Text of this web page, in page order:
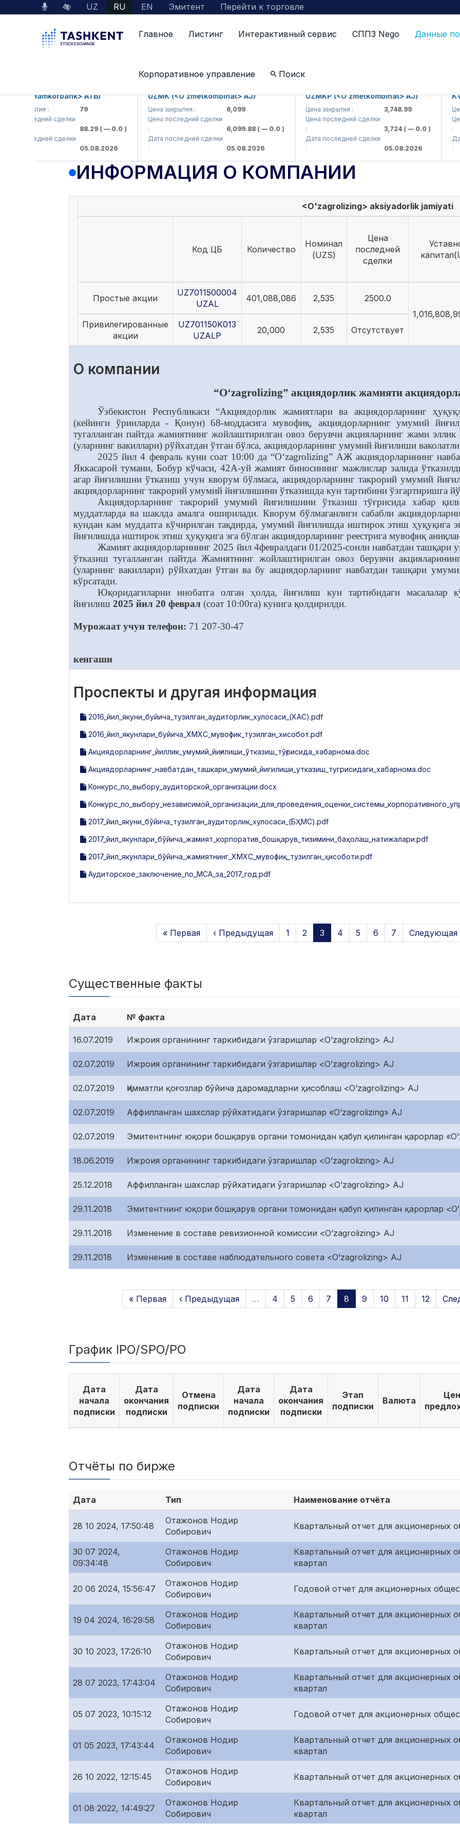
UZ RU EN Эмитент Перейти к торговле
Главное Листинг Интерактивный сервис СППЗ Nego Данные
Корпоративное управление Поиск
Информация о компании
(<Hamkorbank> ATB)
сделки
88.29( — 0.0 )
сделки
05.08.2026
UZMK (<O'zmetkombinat> AJ)
Цена закрытия :
6,099
Цена последний сделки
6,099.88( — 0.0 )
Дата последней сделки
05.08.2026
UZMKP (<O'zmetkombinat> AJ)
Цена закрытия :
3,748.99
Цена последний сделки
3,724( — 0.0 )
Дата последней сделки
05.08.2026
KVTS
Цена
Цена
Дата
ИНФОРМАЦИЯ О КОМПАНИИ
<O'zagrolizing> aksiyadorlik jamiyati
Код ЦБ Количество
Номинал
(UZS)
Цена
последней
сделки
Простые акции
UZ7011500004
UZAL
401,088,086 2,535
2500.0
Привилегированные
акции
UZ701150K013
UZALP
20,000 2,535 Отсутствует
О компании
“O‘zagrolizing” акциядорлик жамияти
Ўзбекистон Республикаси “Акциядорлик жамиятлари ва акциядорларнинг
(кейинги ўринларда - Қонун) 68-моддасига мувофиқ, акциядорларнинг умумий
тугалланган пайтда жамиятнинг жойлаштирилган овоз берувчи акцияларнинг жами эллик
(уларнинг вакиллари) рўйхатдан ўтган бўлса, акциядорларнинг умумий йиғилиши
2025 йил 4 февраль куни соат 10:00 да “O‘zagrolizing” АЖ акциядорларининг
Яккасарой тумани, Бобур кўчаси, 42А-уй жамият биносининг мажлислар залида
агар йиғилишни ўтказиш учун кворум бўлмаса, акциядорларнинг такрорий умумий
акциядорларнинг такрорий умумий йиғилишини ўтказишда кун тартибини ўзгартиришга
Акциядорларнинг такрорий умумий йиғилишини ўтказиш тўғрисида хабар
муддатларда ва шаклда амалга оширилади. Кворум бўлмаганлиги сабабли
кундан кам муддатга кўчирилган тақдирда, умумий йиғилишда иштирок этиш ҳуқуқига
йиғилишда иштирок этиш ҳуқуқига эга бўлган акциядорларнинг реестрига мувофиқ
Жамият акциядорларининг 2025 йил 4февралдаги 01/2025-сонли навбатдан
ўтказиш тугалланган пайтда Жамиятнинг жойлаштирилган овоз берувчи
(уларнинг вакиллари) рўйхатдан ўтган ва бу акциядорларнинг навбатдан ташқари
кўрсатади.
Юқоридагиларни инобатга олган ҳолда, йиғилиш кун тартибидаги масалалар
йиғилиш 2025 йил 20 феврал (соат 10:00га) кунига қолдирилди.
Мурожаат учун телефон: 71 207-30-47
кенгаши
Проспекты и другая информация
2016_йил_якуни_буйича_тузилган_аудиторлик_хулосаси_(ХАС).pdf
2016_йил_якунлари_буйича_ХМХС_мувофик_тузилган_хисобот.pdf
Акциядорларнинг_йиллик_умумий_йиғилиши_ўтказиш_тўғрисида_хабарнома.doc
Акциядорларнинг_навбатдан_ташкари_умумий_йигилиши_утказиш_тугрисидаги_хабарнома.doc
Конкурс_по_выбору_аудиторской_организации.docx
2017_йил_якуни_бўйича_тузилган_аудиторлик_хулосаси_(БҲМС).pdf
2017_йил_якунлари_бўйича_жамият_корпоратив_бошқарув_тизимини_баҳолаш_натижалари.pdf
2017_йил_якунлари_бўйича_жамиятнинг_ХМХС_мувофиқ_тузилган_ҳисоботи.pdf
Аудиторское_заключение_по_МСА_за_2017_год.pdf
« Первая ‹ Предыдущая 1 2 3 4 5 6 7 Следующая
Существенные факты
Дата № факта
16.07.2019 Ижроия органининг таркибидаги ўзгаришлар <O’zagrolizing> AJ
02.07.2019 Ижроия органининг таркибидаги ўзгаришлар <O’zagrolizing> AJ
02.07.2019 Қимматли қоғозлар бўйича даромадларни ҳисоблаш <O’zagrolizing> AJ
02.07.2019 Аффилланган шахслар рўйхатидаги ўзгаришлар «O’zagrolizing» AJ
02.07.2019 Эмитентнинг юқори бошқарув органи томонидан қабул қилинган қарорлар
18.06.2019 Ижроия органининг таркибидаги ўзгаришлар <O’zagrolizing> AJ
25.12.2018 Аффилланган шахслар рўйхатидаги ўзгаришлар <O’zagrolizing> AJ
29.11.2018 Эмитентнинг юқори бошқарув органи томонидан қабул қилинган қарорлар
29.11.2018 Изменение в составе ревизионной комиссии <O’zagrolizing> AJ
29.11.2018 Изменение в составе наблюдательного совета <O’zagrolizing> AJ
« Первая ‹ Предыдущая … 4 5 6 7 8 9 10 11 12
График IPO/SPO/PO
Дата
начала
подписки
Дата
окончания
подписки
Отмена
подписки
Дата
начала
подписки
Дата
окончания
подписки
Этап
подписки
Валюта
Отчёты по бирже
Дата Тип Наименование отчёта
28 10 2024, 17:50:48
Отажонов Нодир
Собирович
Квартальный отчет для акционерных
30 07 2024,
09:34:48
Отажонов Нодир
Собирович
Квартальный отчет для акционерных
квартал
20 06 2024, 15:56:47
Отажонов Нодир
Собирович
Годовой отчет для акционерных
19 04 2024, 16:29:58
Отажонов Нодир
Собирович
Квартальный отчет для акционерных
квартал
30 10 2023, 17:26:10
Отажонов Нодир
Собирович
Квартальный отчет для акционерных
28 07 2023, 17:43:04
Отажонов Нодир
Собирович
Квартальный отчет для акционерных
квартал
05 07 2023, 10:15:12
Отажонов Нодир
Собирович
Годовой отчет для акционерных
01 05 2023, 17:43:44
Отажонов Нодир
Собирович
Квартальный отчет для акционерных
квартал
26 10 2022, 12:15:45
Отажонов Нодир
Собирович
Квартальный отчет для акционерных
01 08 2022, 14:49:27
Отажонов Нодир
Собирович
Квартальный отчет для акционерных
квартал